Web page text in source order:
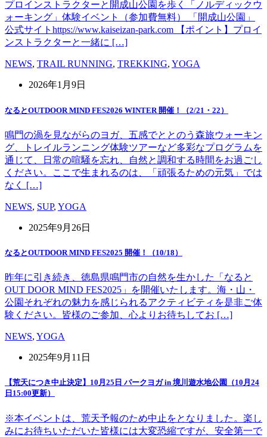
プロインストラクターと開成山公園を歩く「ノルディックウ
ォーキング」体験イベント（参加費無料） 「開成山公園」
公式サイトhttps://www.kaiseizan-park.com 【ポイント】プロイ
ンストラクターと一緒に […]
NEWS, TRAIL RUNNING, TREKKING, YOGA
2026年1月9日
なるとOUTDOOR MIND FES2026 WINTER 開催！（2/21・22）
鳴門の渦を見ながらのヨガ、五感でととのう森旅ウォーキン
グ、トレイルランニング体験ツアーなど多彩なプログラムを
通じて、日常の喧騒を忘れ、自然と調和する時間をお過ごし
ください。ここで生まれるのは、「頑張るための元気」では
なく […]
NEWS, SUP, YOGA
2025年9月26日
なるとOUTDOOR MIND FES2025 開催！（10/18）
昨年に引き続き、徳島県鳴門市の自然を生かした「なると
OUT DOOR MIND FES2025」を開催いたします。海・山・
公園それぞれの魅力を感じられるアクティビティを是非ご体
験ください。皆様のご参加、心よりお待ちしてお […]
NEWS, YOGA
2025年9月11日
【荒天につき中止決定】10月25日 パークヨガ in 境川遊水地公園（10月24
日15:00更新）
※本イベントは、荒天予報のため中止をとなりました。楽し
みにお待ちいただいた皆様には大変恐縮ですが、安全第一で